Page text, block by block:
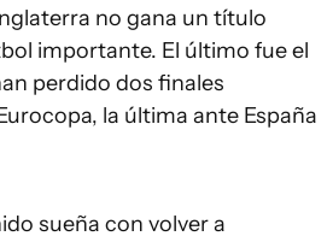
no gana un título
importante. El último fue el
perdido dos finales
la última ante España
sueña con volver a